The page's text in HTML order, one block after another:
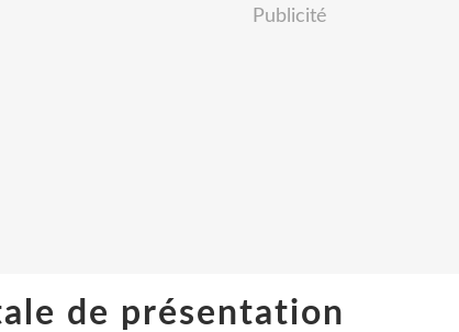
Publicité
de présentation